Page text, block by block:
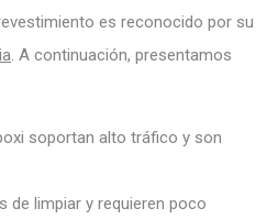
es reconocido por su
. A continuación, presentamos
soportan alto tráfico y son
de limpiar y requieren poco